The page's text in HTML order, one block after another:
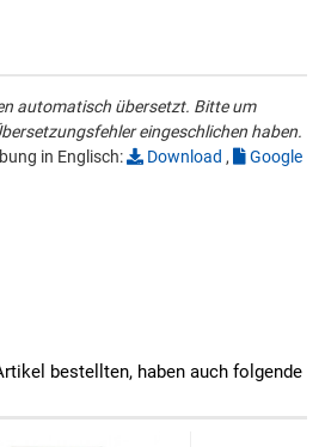
automatisch übersetzt. Bitte um
eingeschlichen haben.
in Englisch:
Download ,
Google
bestellten, haben auch folgende